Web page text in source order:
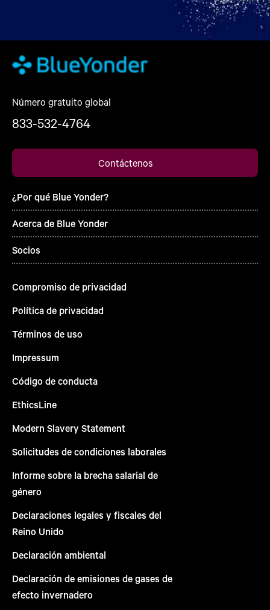
Número gratuito global
833-532-4764
Contáctenos
¿Por qué Blue Yonder?
Acerca de Blue Yonder
Socios
Compromiso de privacidad
Política de privacidad
Términos de uso
Impressum
Código de conducta
EthicsLine
Modern Slavery Statement
Solicitudes de condiciones laborales
Informe sobre la brecha salarial de
género
Declaraciones legales y fiscales del
Reino Unido
Declaración ambiental
Declaración de emisiones de gases de
efecto invernadero